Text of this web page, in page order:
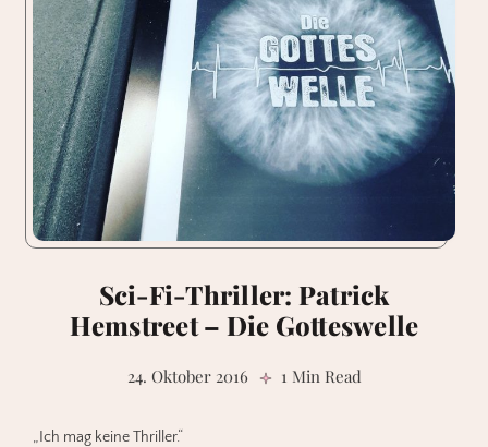
Sci-Fi-Thriller: Patrick
Hemstreet – Die Gotteswelle
24. Oktober 2016 1 Min Read
„Ich mag keine Thriller.“